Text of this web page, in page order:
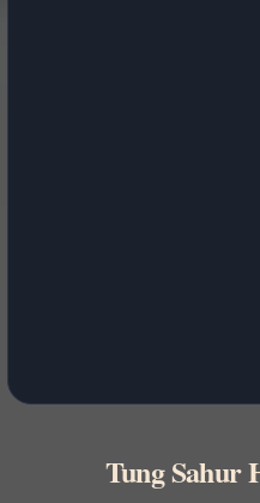
Tung Sahur